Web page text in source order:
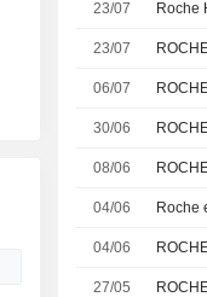
23/07
23/07
06/07
30/06
08/06
04/06 Roche
04/06
27/05